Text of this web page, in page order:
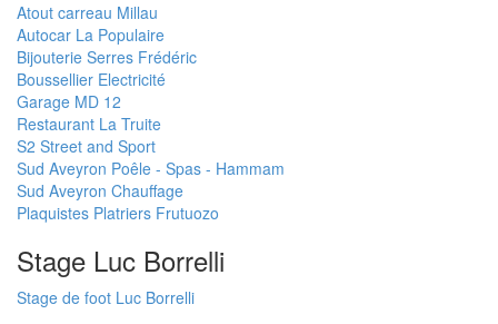
Atout carreau Millau
Autocar La Populaire
Bijouterie Serres Frédéric
Boussellier Electricité
Garage MD 12
Restaurant La Truite
S2 Street and Sport
Sud Aveyron Poêle - Spas - Hammam
Sud Aveyron Chauffage
Plaquistes Platriers Frutuozo
Stage Luc Borrelli
Stage de foot Luc Borrelli